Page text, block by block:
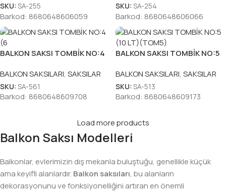
SKU: SA-255
Barkod: 8680648606059
SKU: SA-254
Barkod: 8680648606066
BALKON SAKSI TOMBİK NO:4
BALKON SAKSILARI, SAKSILAR
SKU: SA-561
Barkod: 8680648609708
BALKON SAKSI TOMBİK NO:5
BALKON SAKSILARI, SAKSILAR
SKU: SA-513
Barkod: 8680648609173
Load more products
Balkon Saksı Modelleri
Balkonlar, evlerimizin dış mekanla buluştuğu, genellikle küçük
ama keyifli alanlardır. Balkon saksıları, bu alanların
dekorasyonunu ve fonksiyonelliğini artıran en önemli